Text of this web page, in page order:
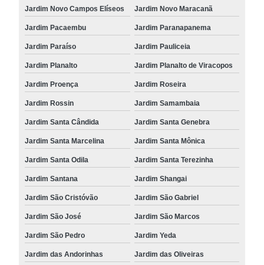
Jardim Novo Campos Elíseos Jardim Novo Maracanã
Jardim Pacaembu Jardim Paranapanema
Jardim Paraíso Jardim Pauliceia
Jardim Planalto Jardim Planalto de Viracopos
Jardim Proença Jardim Roseira
Jardim Rossin Jardim Samambaia
Jardim Santa Cândida Jardim Santa Genebra
Jardim Santa Marcelina Jardim Santa Mônica
Jardim Santa Odila Jardim Santa Terezinha
Jardim Santana Jardim Shangai
Jardim São Cristóvão Jardim São Gabriel
Jardim São José Jardim São Marcos
Jardim São Pedro Jardim Yeda
Jardim das Andorinhas Jardim das Oliveiras